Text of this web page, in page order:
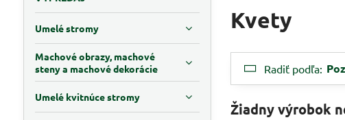
Kvety
Radiť podľa:
Umelé stromy
Machové obrazy, machové
steny a machové dekorácie
Umelé kvitnúce stromy